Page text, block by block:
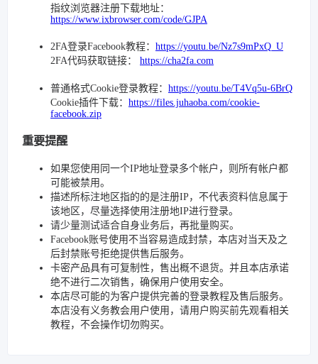
指纹浏览器注册下载地址：
https://www.ixbrowser.com/code/GJPA
2FA登录Facebook教程： https://youtu.be/Nz7s9mPxQ_U
2FA代码获取链接： https://cha2fa.com
普通格式Cookie登录教程： https://youtu.be/T4Vq5u-6BrQ
Cookie插件下载： https://files.juhaoba.com/cookie-
facebook.zip
重要提醒
如果您使用同一个IP地址登录多个帐户，则所有帐户都
可能被禁用。
描述所标注地区指的的是注册IP，不代表资料信息属于
该地区，尽量选择使用注册地IP进行登录。
请少量测试适合自身业务后，再批量购买。
Facebook账号使用不当容易造成封禁，本店对当天及之
后封禁账号拒绝提供售后服务。
卡密产品具有可复制性，售出概不退货。并且本店承诺
绝不进行二次销售，确保用户使用安全。
本店尽可能的为客户提供完善的登录教程及售后服务。
本店没有义务教会用户使用，请用户购买前先观看相关
教程，不会操作切勿购买。